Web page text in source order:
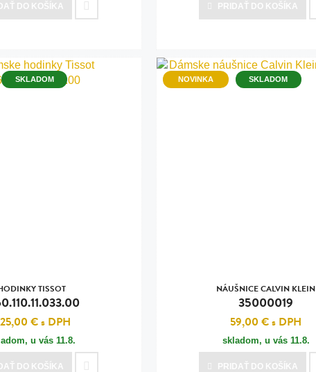
DO KOŠÍKA PRIDAŤ DO KOŠÍKA
SKLADOM
TISSOT
€s DPH
u vás 11.8.
DO KOŠÍKA
NOVINKA SKLADOM
NÁUŠNICE CALVIN KLEIN
35000019
59,00 €s DPH
skladom, u vás 11.8.
PRIDAŤ DO KOŠÍKA